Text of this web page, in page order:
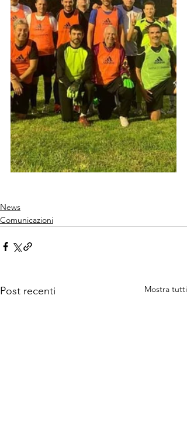
News
Comunicazioni
Post recenti Mostra tutti